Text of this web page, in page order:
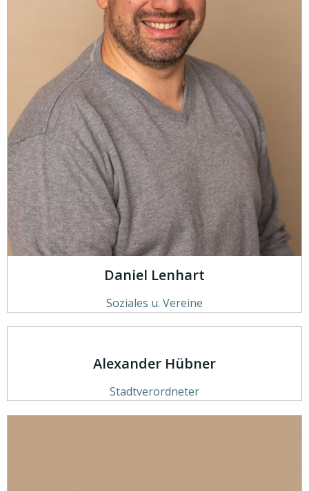
Daniel Lenhart
Soziales u. Vereine
Alexander Hübner
Stadtverordneter